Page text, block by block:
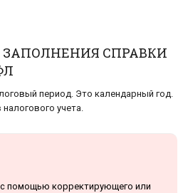
СПРАВКИ
период. Это календарный год.
учета.
помощью корректирующего или